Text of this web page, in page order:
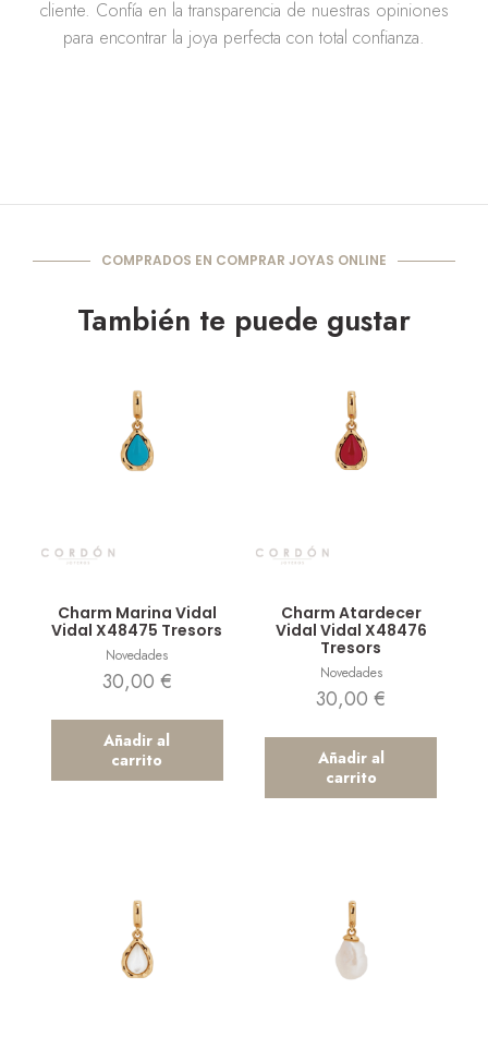
cliente. Confía en la transparencia de nuestras opiniones
para encontrar la joya perfecta con total confianza.
COMPRADOS EN COMPRAR JOYAS ONLINE
También te puede gustar
Charm Marina Vidal
Vidal X48475 Tresors
Novedades
30,00 €
Añadir al
carrito
Charm Atardecer
Vidal Vidal X48476
Tresors
Novedades
30,00€
Añadir al
carrito